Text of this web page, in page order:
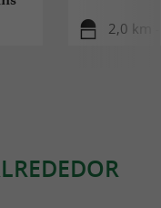
2,0 km